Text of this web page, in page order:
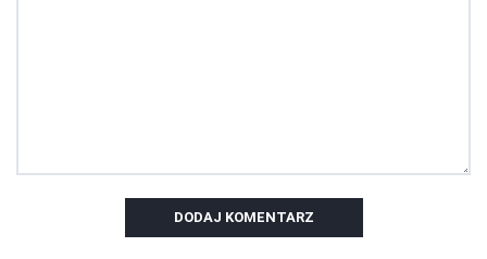
DODAJ KOMENTARZ